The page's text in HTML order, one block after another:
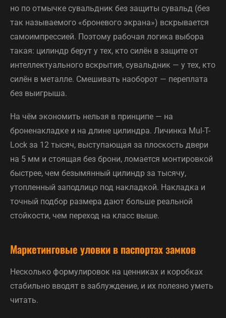
но по отмычке сувальдник без защиты сувальд (без
так называемого «броневого экрана») вскрывается
самоимпрессией. Поэтому рабочая логика выбора
такая: цилиндр берут у тех, кто силён в защите от
интеллектуального вскрытия, сувальдник — у тех, кто
силён в металле. Смешивать наоборот — переплата
без выигрыша.
На чём экономить нельзя в принципе — на
броненакладке и на длине цилиндра. Личинка Mul-T-
Lock за 12 тысяч, выступающая за плоскость двери
на 5 мм и стоящая без брони, ломается монтировкой
быстрее, чем безымянный цилиндр за тысячу,
утопленный заподлицо под накладкой. Накладка и
точный подбор размера дают больше реальной
стойкости, чем переход на класс выше.
Маркетинговые уловки в паспортах замков
Несколько формулировок на ценниках и коробках
стабильно вводят в заблуждение, и их полезно уметь
читать.